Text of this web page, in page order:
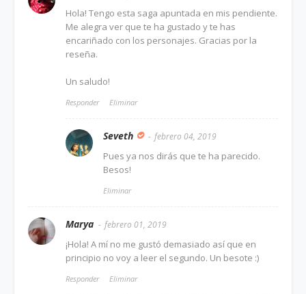
Hola! Tengo esta saga apuntada en mis pendiente.
Me alegra ver que te ha gustado y te has
encariñado con los personajes. Gracias por la
reseña.
Un saludo!
Responder Eliminar
Seveth febrero 04, 2019
Pues ya nos dirás que te ha parecido.
Besos!
Eliminar
Marya febrero 01, 2019
¡Hola! A mí no me gustó demasiado así que en
principio no voy a leer el segundo. Un besote :)
Responder Eliminar